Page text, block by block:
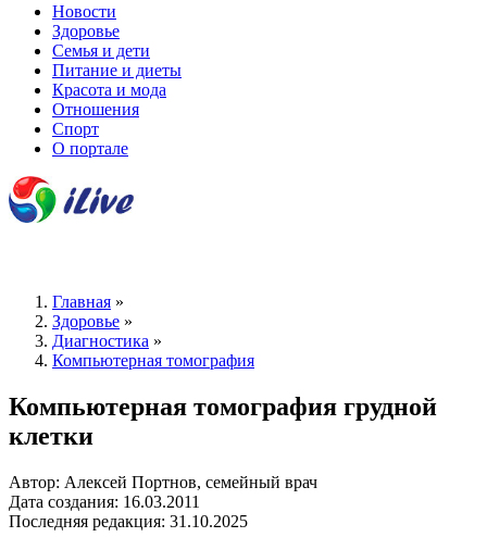
Новости
Здоровье
Семья и дети
Питание и диеты
Красота и мода
Отношения
Спорт
О портале
Главная »
Здоровье »
Диагностика »
Компьютерная томография
Компьютерная томография грудной
клетки
Автор: Алексей Портнов, семейный врач
Дата создания: 16.03.2011
Последняя редакция: 31.10.2025